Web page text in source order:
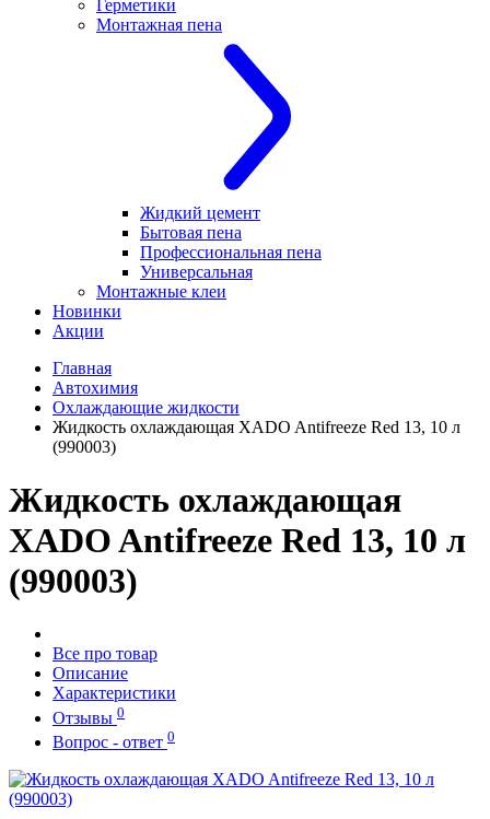
Герметики
Монтажная пена
Жидкий цемент
Бытовая пена
Профессиональная пена
Универсальная
Монтажные клеи
Новинки
Акции
Главная
Автохимия
Охлаждающие жидкости
Жидкость охлаждающая XADO Antifreeze Red 13, 10 л
(990003)
Жидкость охлаждающая
XADO Antifreeze Red 13, 10 л
(990003)
Все про товар
Описание
Характеристики
Отзывы 0
Вопрос - ответ 0